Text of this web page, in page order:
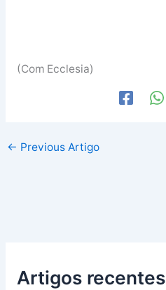
(Com Ecclesia)
← Previous Artigo
Artigos recentes